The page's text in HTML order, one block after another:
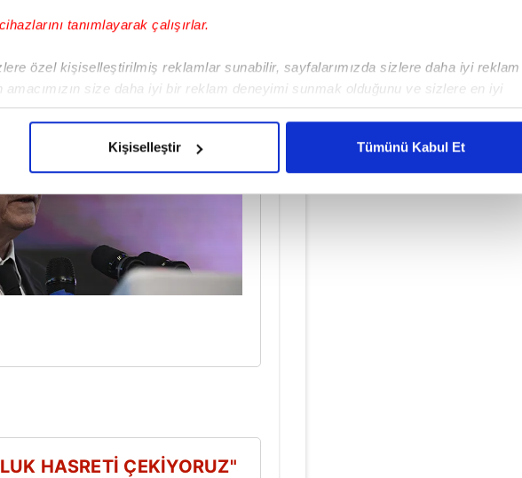
tanımlayarak çalışırlar.
özel kişiselleştirilmiş reklamlar sunabilir, sayfalarımızda sizlere daha iyi reklam
size daha iyi bir reklam deneyimi sunmak olduğunu ve sizlere en iyi
çabayı gösterdiğimizi ve bu noktada, reklamların maliyetlerimizi karşılamak
izin vermedikleri takdirde, kullanıcılara hedefli reklamlar gösterilmeyecektir."
İnternet Sitemizde kendimize ve üçüncü kişilere ait çerezler kullanılmaktadır. Bu
işlenmekte olup gerekli olan çerezler bilgi toplumu hizmetlerinin sunulması
sitemizin daha işlevsel kılınması ve kişiselleştirilmesi ve sizlere yönelik
amaçlarıyla sınırlı olarak açık rızanız dahilinde kullanılacaktır.
alan panel vasıtasıyla belirleyebilirsiniz. Çerezlere ilişkin detaylı bilgi için Ayarlar
Kanunu uyarınca hazırlanmış Aydınlatma Metnimizi okumak ve sitemizde ilgili
ilgili bilgi almak için lütfen
Kişiselleştir Tümünü Kabul Et
zarar verir." diyerek
HASRETİ ÇEKİYORUZ"